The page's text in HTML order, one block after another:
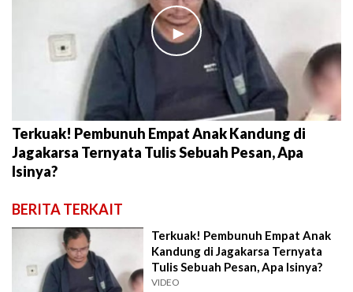
►
Terkuak! Pembunuh Empat Anak Kandung di
Jagakarsa Ternyata Tulis Sebuah Pesan, Apa
Isinya?
BERITA TERKAIT
Terkuak! Pembunuh Empat Anak
Kandung di Jagakarsa Ternyata
Tulis Sebuah Pesan, Apa Isinya?
VIDEO